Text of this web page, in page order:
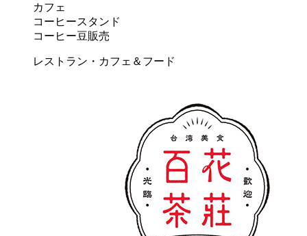
カフェ
コーヒースタンド
コーヒー豆販売
レストラン・カフェ＆フード